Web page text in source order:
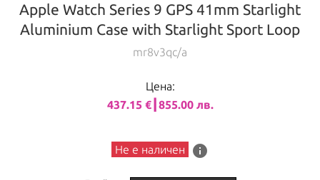
Apple Watch Series 9 GPS 41mm Starlight
Aluminium Case with Starlight Sport Loop
mr8v3qc/a
Цена:
437.15 €┃855.00 лв.
Не е наличен info